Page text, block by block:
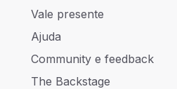
Vale presente
Ajuda
Community e feedback
The Backstage